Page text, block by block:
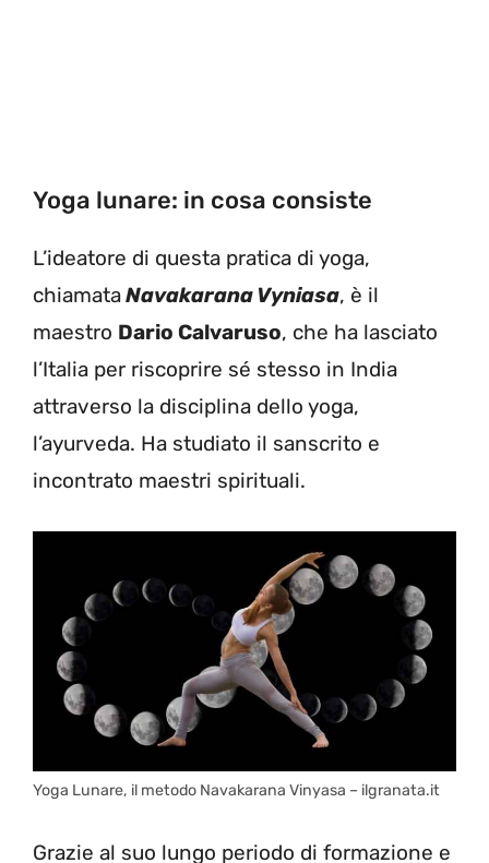
Yoga lunare: in cosa consiste
L’ideatore di questa pratica di yoga,
chiamataNavakarana Vyniasa, è il
maestro Dario Calvaruso, che ha lasciato
l’Italia per riscoprire sé stesso in India
attraverso la disciplina dello yoga,
l’ayurveda. Ha studiato il sanscrito e
incontrato maestri spirituali.
Yoga Lunare, il metodo Navakarana Vinyasa – ilgranata.it
Grazie al suo lungo periodo di formazione e